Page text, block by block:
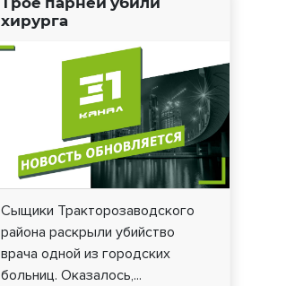
хирурга
Сыщики Тракторозаводского
района раскрыли убийство
врача одной из городских
больниц. Оказалось,...